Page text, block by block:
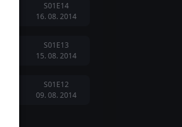
S01E14
16. 08. 2014
S01E13
15. 08. 2014
S01E12
09. 08. 2014